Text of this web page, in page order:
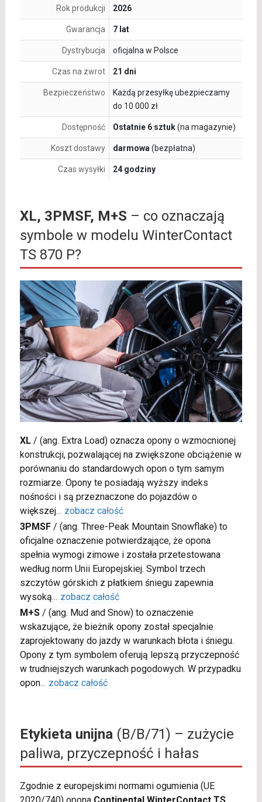
Rok produkcji 2026
Gwarancja 7 lat
Dystrybucja oficjalna w Polsce
Czas na zwrot 21 dni
Bezpieczeństwo
Każdą przesyłkę ubezpieczamy
do 10 000 zł
Dostępność Ostatnie 6 sztuk(na magazynie)
Koszt dostawy darmowa (bezpłatna)
Czas wysyłki 24 godziny
XL, 3PMSF, M+S – co oznaczają
symbole w modelu WinterContact
TS 870 P?
XL/ (ang. Extra Load) oznacza opony o wzmocnionej
konstrukcji, pozwalającej na zwiększone obciążenie w
porównaniu do standardowych opon o tym samym
rozmiarze. Opony te posiadają wyższy indeks
nośności i są przeznaczone do pojazdów o
większej... zobacz całość
3PMSF/ (ang. Three-Peak Mountain Snowflake) to
oficjalne oznaczenie potwierdzające, że opona
spełnia wymogi zimowe i została przetestowana
według norm Unii Europejskiej. Symbol trzech
szczytów górskich z płatkiem śniegu zapewnia
wysoką... zobacz całość
M+S/ (ang. Mud and Snow) to oznaczenie
wskazujące, że bieżnik opony został specjalnie
zaprojektowany do jazdy w warunkach błota i śniegu.
Opony z tym symbolem oferują lepszą przyczepność
w trudniejszych warunkach pogodowych. W przypadku
opon... zobacz całość
Etykieta unijna(B/B/71) – zużycie
paliwa, przyczepność i hałas
Zgodnie z europejskimi normami ogumienia (UE